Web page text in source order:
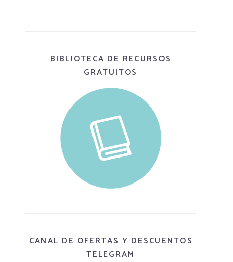
BIBLIOTECA DE RECURSOS
GRATUITOS
CANAL DE OFERTAS Y DESCUENTOS
TELEGRAM